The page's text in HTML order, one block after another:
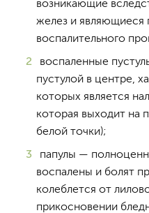
возникающие
желез и являющиеся
воспалительного
воспаленные
пустулой в центре,
которых является
которая выходит на
белой точки);
папулы —
воспалены и болят
колеблется от
прикосновении